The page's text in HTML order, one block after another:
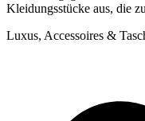
Kleidungsstücke aus, die
Luxus, Accessoires &